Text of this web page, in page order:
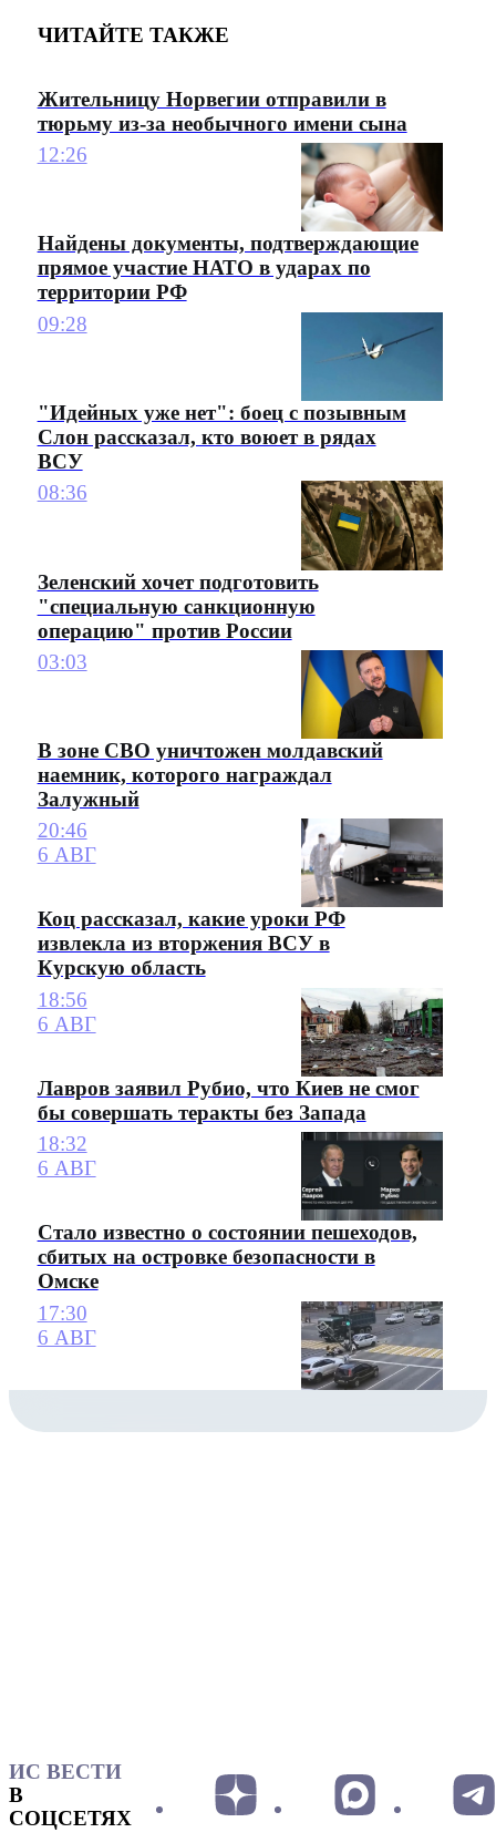
ЧИТАЙТЕ ТАКЖЕ
Жительницу Норвегии отправили в
тюрьму из-за необычного имени сына
12:26
Найдены документы, подтверждающие
прямое участие НАТО в ударах по
территории РФ
09:28
"Идейных уже нет": боец с позывным
Слон рассказал, кто воюет в рядах
ВСУ
08:36
Зеленский хочет подготовить
"специальную санкционную
операцию" против России
03:03
В зоне СВО уничтожен молдавский
наемник, которого награждал
Залужный
20:46
6 АВГ
Коц рассказал, какие уроки РФ
извлекла из вторжения ВСУ в
Курскую область
18:56
6 АВГ
Лавров заявил Рубио, что Киев не смог
бы совершать теракты без Запада
18:32
6 АВГ
Стало известно о состоянии пешеходов,
сбитых на островке безопасности в
Омске
17:30
6 АВГ
ИС ВЕСТИ
В
СОЦСЕТЯХ